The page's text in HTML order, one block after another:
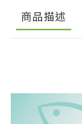
商品描述